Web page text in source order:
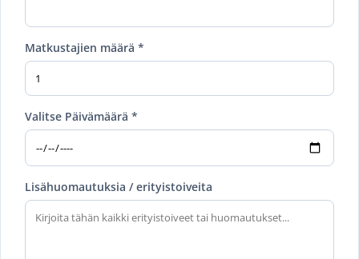
Matkustajien määrä *
Valitse Päivämäärä *
Lisähuomautuksia / erityistoiveita